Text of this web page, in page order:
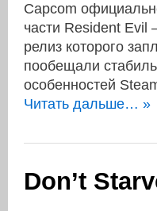
Capcom
части Resident Evil
релиз которого
пообещали
особенностей
Читать дальше… »
Don’t